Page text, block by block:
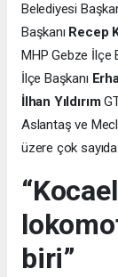
Belediyesi
Başkanı Recep
MHP Gebze İlçe
İlçe Başkanı
İlhan Yıldırım
Aslantaş ve
üzere çok
biri”